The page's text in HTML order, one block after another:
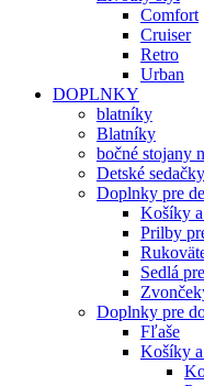
Comfort
Cruiser
Retro
Urban
DOPLNKY
blatníky
Blatníky
bočné stojany
Detské sedačky
Doplnky pre
Košíky
Prilby
Sedlá
Doplnky pre
Fľaše
Košíky